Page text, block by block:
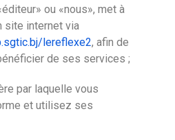
ou «nous», met à
site internet via
lereflexe2, afin de
de ses services ;
par laquelle vous
et utilisez ses